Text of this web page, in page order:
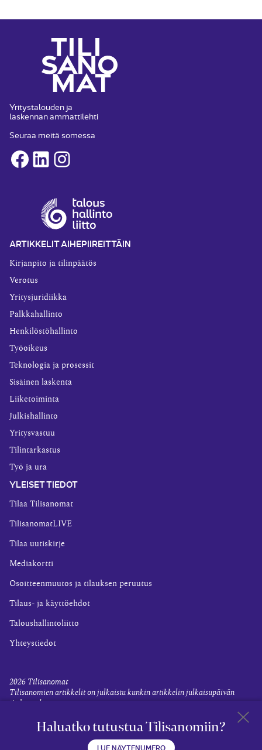
Yritystalouden ja
laskennan ammattilehti
Seuraa meitä somessa
Facebook
LinkedInInstagram
ARTIKKELIT AIHEPIIREITTÄIN
Kirjanpito ja tilinpäätös
Verotus
Yritysjuridiikka
Palkkahallinto
Henkilöstöhallinto
Työoikeus
Teknologia ja prosessit
Sisäinen laskenta
Liiketoiminta
Julkishallinto
Yritysvastuu
Tilintarkastus
Työ ja ura
YLEISET TIEDOT
Tilaa Tilisanomat
TilisanomatLIVE
Tilaa uutiskirje
Mediakortti
Osoitteenmuutos ja tilauksen peruutus
Tilaus- ja käyttöehdot
Taloushallintoliitto
Yhteystiedot
2026 Tilisanomat
Tilisanomien artikkelit on julkaistu kunkin artikkelin julkaisupäivän
tiedon valossa.
EvästevalinnatHaluatko tutustua Tilisanomiin?
LUE NÄYTENUMERO